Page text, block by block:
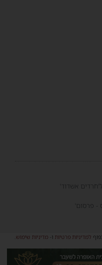
אשדוד'
- פרסום'
למדיניות פרטיות ו-מדיניות שימוש.